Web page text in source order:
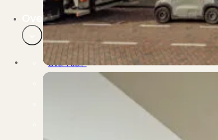
Over PUUR*
Over PUUR*
Wie zijn wij?